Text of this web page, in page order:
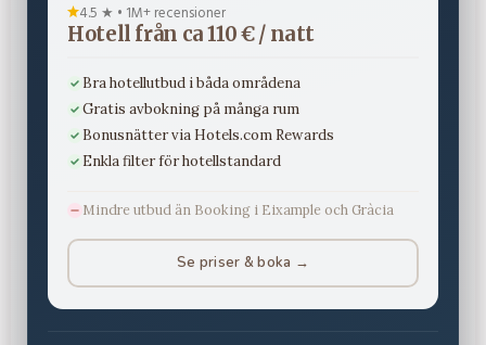
4.5 ★ • 1M+ recensioner
Hotell från ca 110 € / natt
Bra hotellutbud i båda områdena
Gratis avbokning på många rum
Bonusnätter via Hotels.com Rewards
Enkla filter för hotellstandard
Mindre utbud än Booking i Eixample och Gràcia
Se priser & boka →